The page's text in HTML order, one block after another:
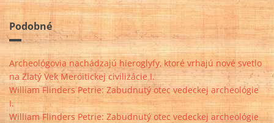
Podobné
Archeológovia nachádzajú hieroglyfy, ktoré vrhajú nové svetlo
na Zlatý Vek Meroitickej civilizácie I.
William Flinders Petrie: Zabudnutý otec vedeckej archeológie
I.
William Flinders Petrie: Zabudnutý otec vedeckej archeológie